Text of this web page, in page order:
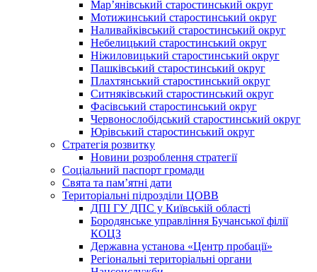
Мар’янівський старостинський округ
Мотижинський старостинський округ
Наливайківський старостинський округ
Небелицький старостинський округ
Ніжиловицький старостинський округ
Пашківський старостинський округ
Плахтянський старостинський округ
Ситняківський старостинський округ
Фасівський старостинський округ
Червонослобідський старостинський округ
Юрівський старостинський округ
Стратегія розвитку
Новини розроблення стратегії
Соціальний паспорт громади
Свята та пам’ятні дати
Територіальні підрозділи ЦОВВ
ДПІ ГУ ДПС у Київській області
Бородянське управління Бучанської філії
КОЦЗ
Державна установа «Центр пробації»
Регіональні територіальні органи